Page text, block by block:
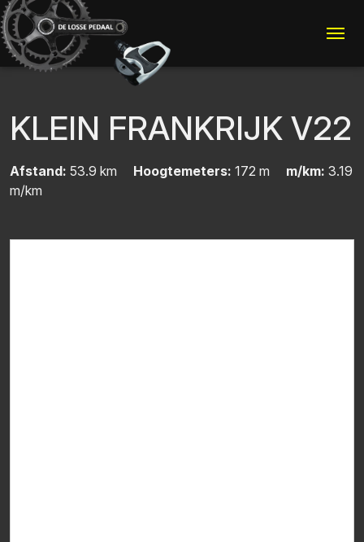
KLEIN FRANKRIJK V22
Afstand: 53.9 km Hoogtemeters: 172 m m/km: 3.19
m/km